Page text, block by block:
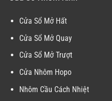
Cửa Sổ Mở Hất
Cửa Sổ Mở Quay
Cửa Sổ Mở Trượt
Cửa Nhôm Hopo
Nhôm Cầu Cách Nhiệt